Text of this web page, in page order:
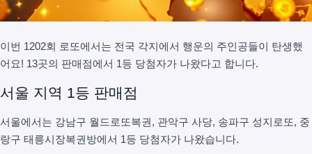
이번 1202회 로또에서는 전국 각지에서 행운의 주인공들이 탄생했
어요! 13곳의 판매점에서 1등 당첨자가 나왔다고 합니다.
서울 지역 1등 판매점
서울에서는 강남구 월드로또복권, 관악구 사당, 송파구 성지로또, 중
랑구 태릉시장복권방에서 1등 당첨자가 나왔습니다.